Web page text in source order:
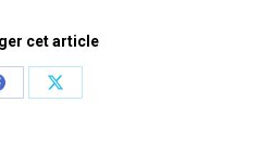
cet article
Share